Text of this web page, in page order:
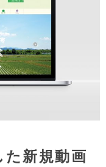
新規動画